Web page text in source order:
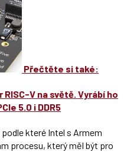
Přečtěte si také:
V na světě. Vyrábí ho
5.0 i DDR5
které Intel s Armem
procesu, který měl být pro